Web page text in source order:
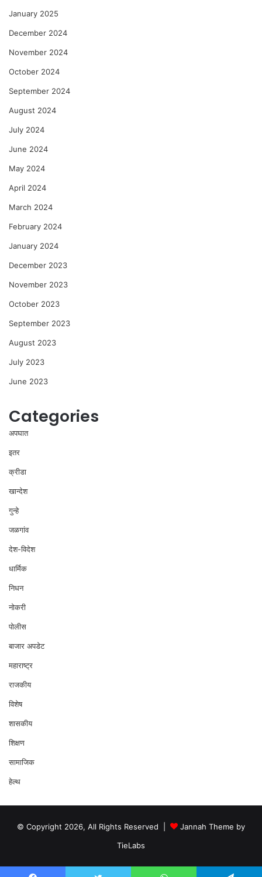
January 2025
December 2024
November 2024
October 2024
September 2024
August 2024
July 2024
June 2024
May 2024
April 2024
March 2024
February 2024
January 2024
December 2023
November 2023
October 2023
September 2023
August 2023
July 2023
June 2023
Categories
अपघात
इतर
क्रीडा
खान्देश
गुन्हे
जळगांव
देश-विदेश
धार्मिक
निधन
नोकरी
पोलीस
बाजार अपडेट
महाराष्ट्र
राजकीय
विशेष
शासकीय
शिक्षण
सामाजिक
हेल्थ
© Copyright 2026, All Rights Reserved |
Jannah Theme by
TieLabs